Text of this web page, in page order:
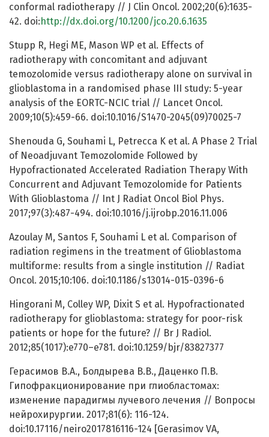
conformal radiotherapy // J Clin Oncol. 2002;20(6):1635-
42. doi: http://dx.doi.org/10.1200/jco.20.6.1635
Stupp R, Hegi ME, Mason WP et al. Effects of
radiotherapy with concomitant and adjuvant
temozolomide versus radiotherapy alone on survival in
glioblastoma in a randomised phase III study: 5-year
analysis of the EORTC-NCIC trial // Lancet Oncol.
2009;10(5):459-66. doi:10.1016/S1470-2045(09)70025-7
Shenouda G, Souhami L, Petrecca K et al. A Phase 2 Trial
of Neoadjuvant Temozolomide Followed by
Hypofractionated Accelerated Radiation Therapy With
Concurrent and Adjuvant Temozolomide for Patients
With Glioblastoma // Int J Radiat Oncol Biol Phys.
2017;97(3):487-494. doi:10.1016/j.ijrobp.2016.11.006
Azoulay M, Santos F, Souhami L et al. Comparison of
radiation regimens in the treatment of Glioblastoma
multiforme: results from a single institution // Radiat
Oncol. 2015;10:106. doi:10.1186/s13014-015-0396-6
Hingorani M, Colley WP, Dixit S et al. Hypofractionated
radiotherapy for glioblastoma: strategy for poor-risk
patients or hope for the future? // Br J Radiol.
2012;85(1017):e770–e781. doi:10.1259/bjr/83827377
Герасимов В.А., Болдырева В.В., Даценко П.В.
Гипофракционирование при глиобластомах:
изменение парадигмы лучевого лечения // Вопросы
нейрохирургии. 2017;81(6): 116-124.
doi:10.17116/neiro2017816116-124 [Gerasimov VA,